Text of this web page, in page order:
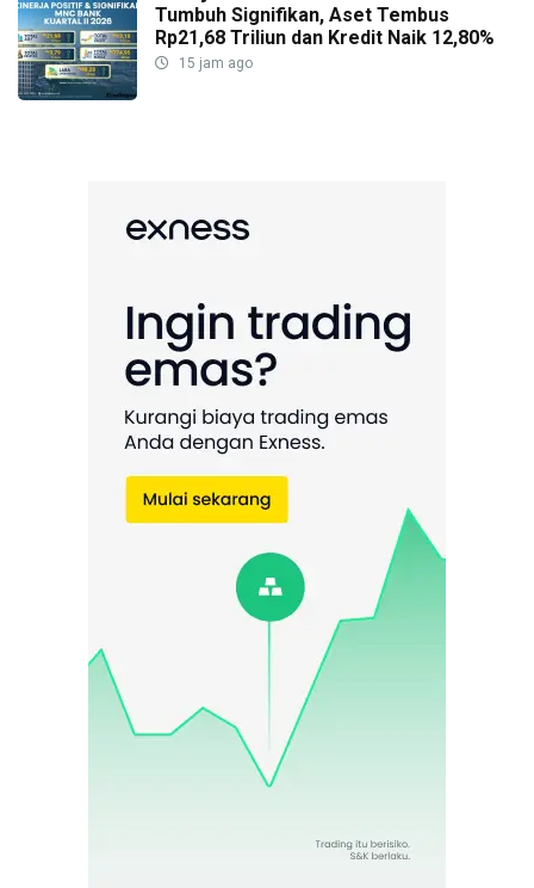
Tumbuh Signifikan, Aset Tembus
Rp21,68 Triliun dan Kredit Naik 12,80%
15 jam ago